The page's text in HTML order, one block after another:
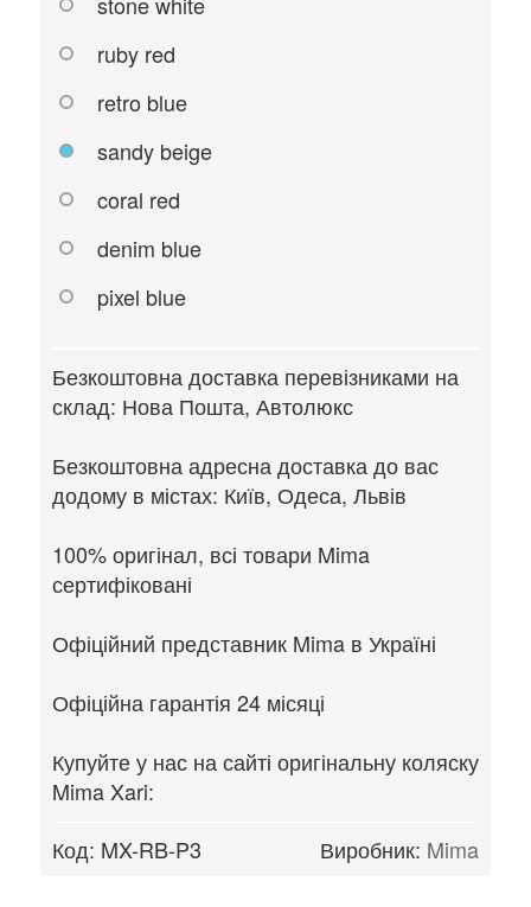
ruby red
retro blue
sandy beige
coral red
denim blue
pixel blue
Безкоштовна доставка перевізниками на
склад: Нова Пошта, Автолюкс
Безкоштовна адресна доставка до вас
додому в містах: Київ, Одеса, Львів
100% оригінал, всі товари Mima
сертифіковані
Офіційний представник Mima в Україні
Офіційна гарантія 24 місяці
Купуйте у нас на сайті оригінальну коляску
Mima Xari:
Код: MX-RB-P3 Виробник: Mima